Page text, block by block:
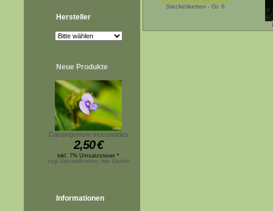
Hersteller
Neue Produkte
Calopogonium mucunoides
2,50€
inkl. 7% Umsatzsteuer *
zzgl.Versandkosten, hier klicken
Informationen
Stecketiketten - Gr. 6